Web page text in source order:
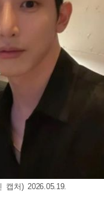
캡처) 2026.05.19.